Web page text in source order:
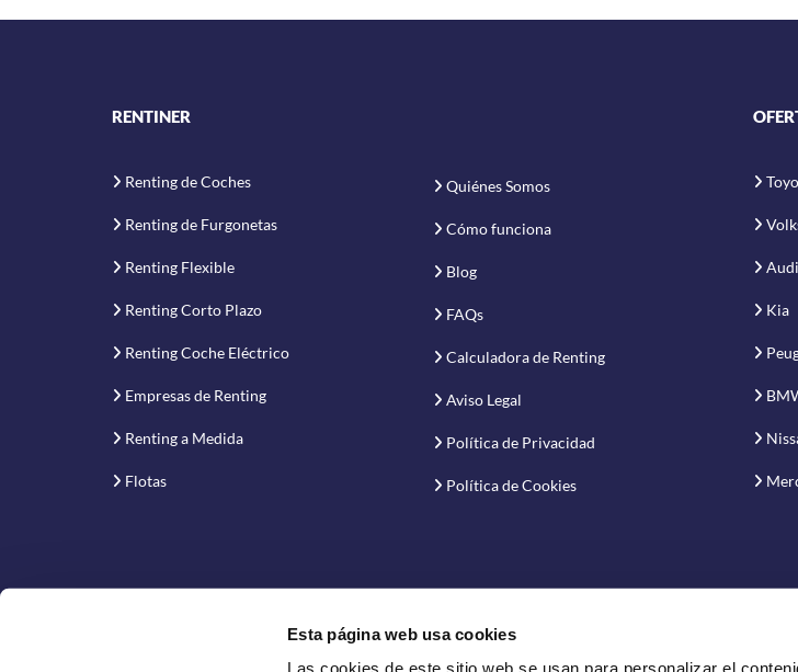
Esta página web usa cookies
Las cookies de este sitio web se usan para personalizar el
RENTINER
Renting de Coches
Renting de Furgonetas
Renting Flexible
Renting Corto Plazo
Renting Coche Eléctrico
Empresas de Renting
Renting a Medida
Flotas
Quiénes Somos
Cómo funciona
Blog
FAQs
Calculadora de Renting
Aviso Legal
Política de Privacidad
Política de Cookies
Audi
Kia